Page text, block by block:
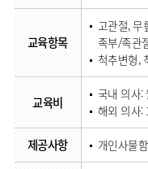
교육항목
고관절,
족부/족관
척추변형,
교육비
국내 의사:
해외 의사:
제공사항 개인사물